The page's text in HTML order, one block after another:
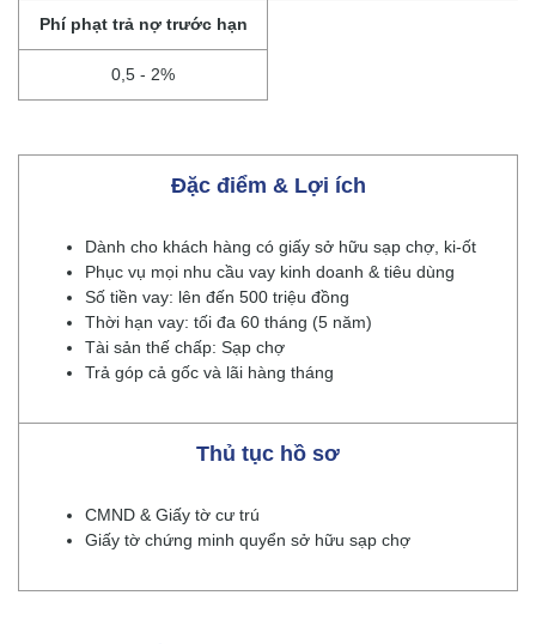
Phí phạt trả nợ trước hạn
0,5 - 2%
Đặc điểm & Lợi ích
Dành cho khách hàng có giấy sở hữu sạp chợ, ki-ốt
Phục vụ mọi nhu cầu vay kinh doanh & tiêu dùng
Số tiền vay: lên đến 500 triệu đồng
Thời hạn vay: tối đa 60 tháng (5 năm)
Tài sản thế chấp: Sạp chợ
Trả góp cả gốc và lãi hàng tháng
Thủ tục hồ sơ
CMND & Giấy tờ cư trú
Giấy tờ chứng minh quyển sở hữu sạp chợ